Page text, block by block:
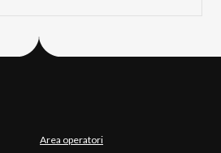
Area operatori